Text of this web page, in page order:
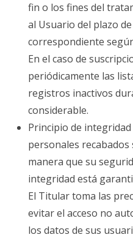
fin o los fines del
al Usuario del plazo
correspondiente
En el caso de
periódicamente las
registros inactivos
considerable.
Principio de
personales
manera que su
integridad está
El Titular toma las
evitar el acceso no
los datos de sus